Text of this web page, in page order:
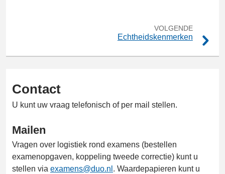
VOLGENDE
Echtheidskenmerken
Contact
U kunt uw vraag telefonisch of per mail stellen.
Mailen
Vragen over logistiek rond examens (bestellen
examenopgaven, koppeling tweede correctie) kunt u
stellen via examens@duo.nl . Waardepapieren kunt u